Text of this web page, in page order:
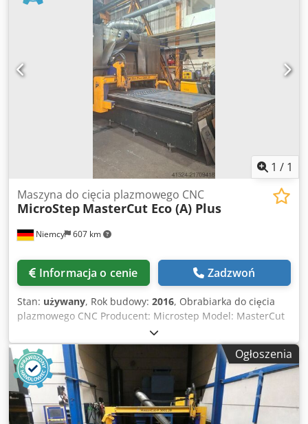
1 / 1
Niemcy 607 km
Maszyna do cięcia plazmowego CNC
MicroStep MasterCut Eco (A) Plus
Informacja o cenie Zadzwoń
Stan: używany, Rok budowy: 2016, Obrabiarka do cięcia
plazmowego CNC Producent: Microstep Model: MasterCut
Eco (A) Plus Rok produkcji: 2016 Sterowanie CNC Credpfx
Aey Auxmjn Hsf Obszar roboczy: 1500 x 3000 mm 1 x palnik
plazmowy z zasilaczem Kjellberg HiFocus 161i
Przygotowanie do późniejszego montażu palnika do cięcia
gazowego System filtracyjny Kemper System 8000 z
wstępnym separatorem Oprogramowanie do optymalizacji
ułożenia elementów Asper Basic w sterowaniu CNC ä22726
Ogłoszenia